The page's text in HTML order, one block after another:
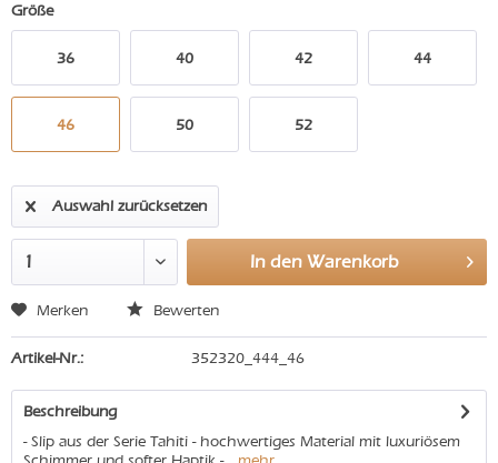
Größe
36 40 42 44
46 50 52
Auswahl zurücksetzen
In den Warenkorb
Merken Bewerten
Artikel-Nr.: 352320_444_46
Beschreibung
- Slip aus der Serie Tahiti - hochwertiges Material mit luxuriösem